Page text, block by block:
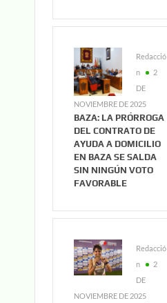
Redacció
n
2
DE
NOVIEMBRE DE 2025
BAZA: LA PRÓRROGA
DEL CONTRATO DE
AYUDA A DOMICILIO
EN BAZA SE SALDA
SIN NINGÚN VOTO
FAVORABLE
Redacció
n
2
DE
NOVIEMBRE DE 2025